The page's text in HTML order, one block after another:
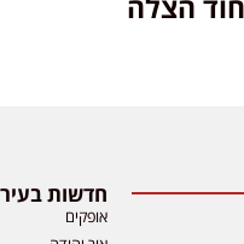
חדשות
אופקים